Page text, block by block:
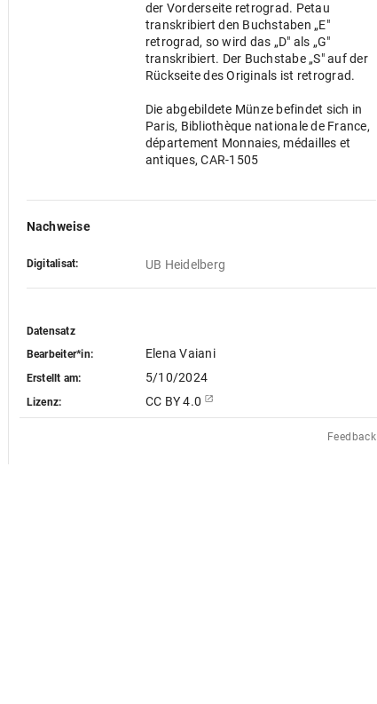
der Vorderseite retrograd. Petau
transkribiert den Buchstaben „E"
retrograd, so wird das „D" als „G"
transkribiert. Der Buchstabe „S" auf der
Rückseite des Originals ist retrograd.
Die abgebildete Münze befindet sich in
Paris, Bibliothèque nationale de France,
département Monnaies, médailles et
antiques, CAR-1505
Nachweise
Digitalisat: UB Heidelberg
Datensatz
Bearbeiter*in:
Elena Vaiani
Erstellt am: 5/10/2024
Lizenz: CC BY 4.0
Feedback